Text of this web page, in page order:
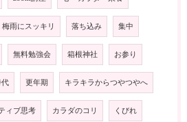
梅雨にスッキリ 落ち込み 集中
無料勉強会 箱根神社 お参り
代 更年期 キラキラからつやつやへ
ィブ思考 カラダのコリ くびれ